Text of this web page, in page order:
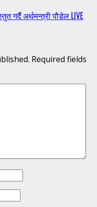
अर्थमन्त्री पौडेल LIVE
Required fields